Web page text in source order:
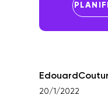
Edouard
20/1/2022